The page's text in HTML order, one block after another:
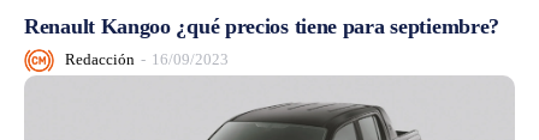
Renault Kangoo ¿qué precios tiene para septiembre?
Redacción - 16/09/2023